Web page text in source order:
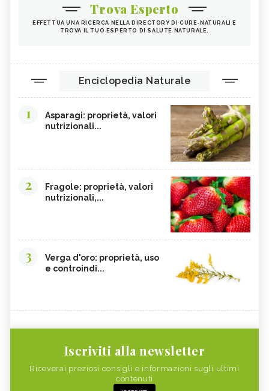
Trova Esperto
EFFETTUA UNA RICERCA NELLA DIRECTORY DI CURE-NATURALI E
TROVA IL TUO ESPERTO DI SALUTE NATURALE.
Enciclopedia Naturale
1
Asparagi: proprietà, valori
nutrizionali...
2
Fragole: proprietà, valori
nutrizionali,...
3
Verga d'oro: proprietà, uso
e controindi...
Iscriviti alla newsletter
Riceverai preziosi consigli e informazioni sugli ultimi
contenuti